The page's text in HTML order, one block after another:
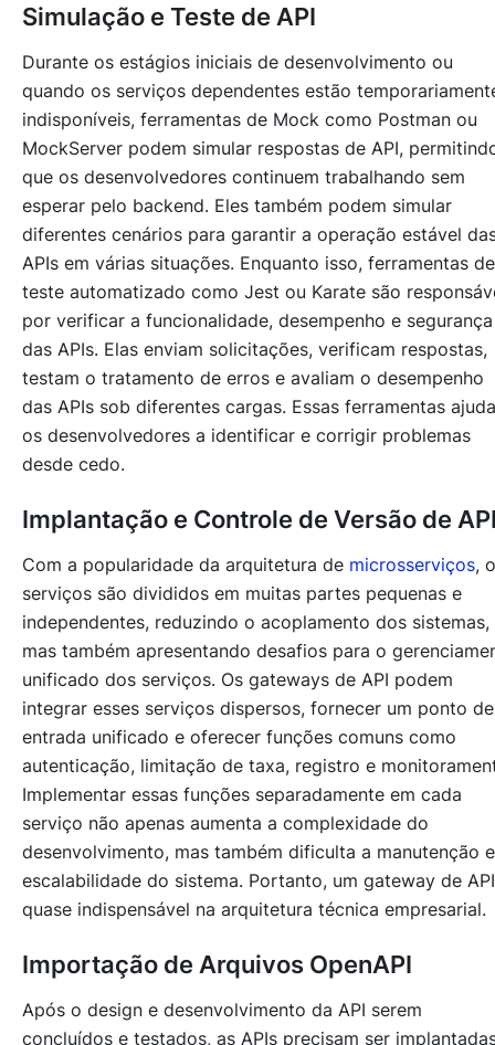
Simulação e Teste de API
Durante os estágios iniciais de desenvolvimento ou
quando os serviços dependentes estão
indisponíveis, ferramentas de Mock como Postman ou
MockServer podem simular respostas de API,
que os desenvolvedores continuem trabalhando sem
esperar pelo backend. Eles também podem simular
diferentes cenários para garantir a operação estável
APIs em várias situações. Enquanto isso, ferramentas de
teste automatizado como Jest ou Karate são
por verificar a funcionalidade, desempenho e segurança
das APIs. Elas enviam solicitações, verificam respostas,
testam o tratamento de erros e avaliam o desempenho
das APIs sob diferentes cargas. Essas ferramentas
os desenvolvedores a identificar e corrigir problemas
desde cedo.
Implantação e Controle de Versão de
Com a popularidade da arquitetura de microsserviços,
serviços são divididos em muitas partes pequenas e
independentes, reduzindo o acoplamento dos sistemas,
mas também apresentando desafios para o
unificado dos serviços. Os gateways de API podem
integrar esses serviços dispersos, fornecer um ponto de
entrada unificado e oferecer funções comuns como
autenticação, limitação de taxa, registro e
Implementar essas funções separadamente em cada
serviço não apenas aumenta a complexidade do
desenvolvimento, mas também dificulta a manutenção e
escalabilidade do sistema. Portanto, um gateway de
quase indispensável na arquitetura técnica empresarial.
Importação de Arquivos OpenAPI
Após o design e desenvolvimento da API serem
concluídos e testados, as APIs precisam ser